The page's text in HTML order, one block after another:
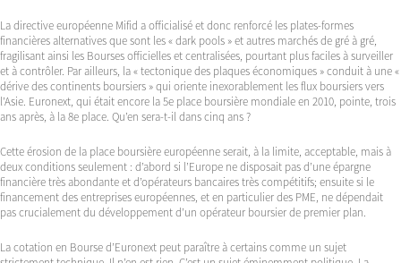
La directive européenne Mifid a officialisé et donc renforcé les plates-formes
financières alternatives que sont les « dark pools » et autres marchés de gré à gré,
fragilisant ainsi les Bourses officielles et centralisées, pourtant plus faciles à surveiller
et à contrôler. Par ailleurs, la « tectonique des plaques économiques » conduit à une «
dérive des continents boursiers » qui oriente inexorablement les flux boursiers vers
l’Asie. Euronext, qui était encore la 5e place boursière mondiale en 2010, pointe, trois
ans après, à la 8e place. Qu’en sera-t-il dans cinq ans ?
Cette érosion de la place boursière européenne serait, à la limite, acceptable, mais à
deux conditions seulement : d’abord si l’Europe ne disposait pas d’une épargne
financière très abondante et d’opérateurs bancaires très compétitifs; ensuite si le
financement des entreprises européennes, et en particulier des PME, ne dépendait
pas crucialement du développement d’un opérateur boursier de premier plan.
La cotation en Bourse d’Euronext peut paraître à certains comme un sujet